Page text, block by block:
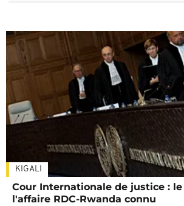
KIGALI
Cour Internationale de justice :
l'affaire RDC-Rwanda connu